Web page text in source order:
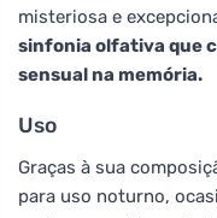
misteriosa e
sinfonia olfativa que
sensual na memória.
Uso
Graças à sua
para uso noturno,